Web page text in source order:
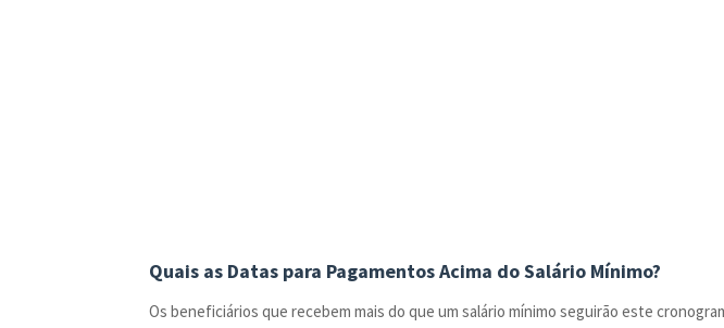
Quais as Datas para Pagamentos Acima do Salário Mínimo?
Os beneficiários que recebem mais do que um salário mínimo seguirão este